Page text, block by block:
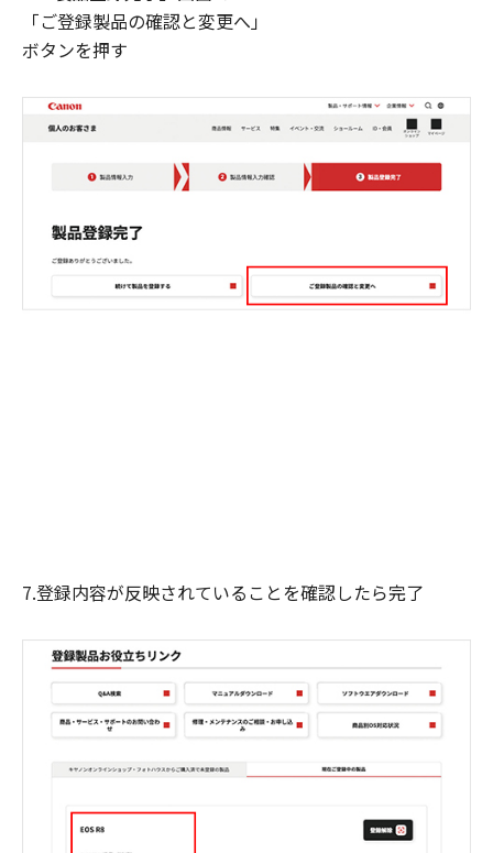
「ご登録製品の確認と変更へ」
ボタンを押す
7.登録内容が反映されていることを確認したら完了